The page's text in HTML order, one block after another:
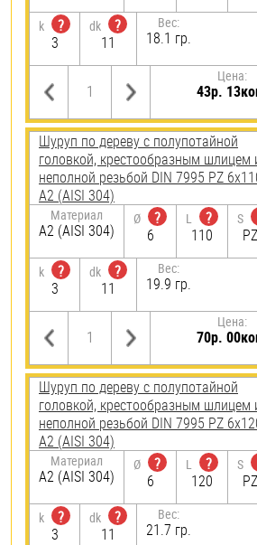
k
?
3
dk
?
11
Вес:
18.1 гр.
Цена:
43р.
Шуруп по дереву с полупотайной
головкой, крестообразным шлицем
неполной резьбой DIN 7995 PZ
А2 (AISI 304)
Материал
А2 (AISI 304)
Ø
?
6
L
?
110
S
k
?
3
dk
?
11
Вес:
19.9 гр.
Цена:
70р.
Шуруп по дереву с полупотайной
головкой, крестообразным шлицем
неполной резьбой DIN 7995 PZ
А2 (AISI 304)
Материал
А2 (AISI 304)
Ø
?
6
L
?
120
S
k
?
3
dk
?
11
Вес:
21.7 гр.